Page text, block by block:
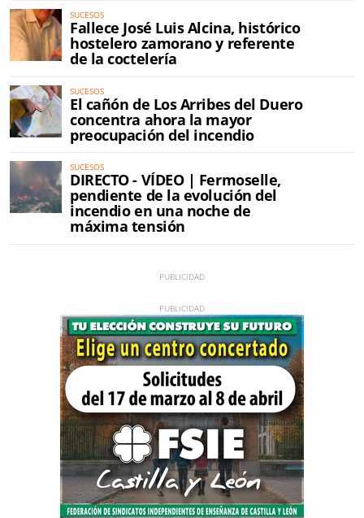
SUCESOS
Fallece José Luis Alcina, histórico
hostelero zamorano y referente
de la coctelería
SUCESOS
El cañón de Los Arribes del Duero
concentra ahora la mayor
preocupación del incendio
SUCESOS
DIRECTO - VÍDEO | Fermoselle,
pendiente de la evolución del
incendio en una noche de
máxima tensión